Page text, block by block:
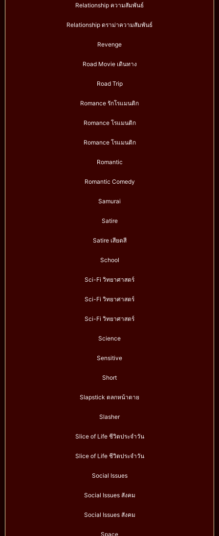
Relationship ความสัมพันธ์
Relationship ดราม่าความสัมพันธ์
Revenge
Road Movie เดินทาง
Road Trip
Romance รักโรแมนติก
Romance โรแมนติก
Romance โรแมนติก
Romantic
Romantic Comedy
Samurai
Satire
Satire เสียดสี
School
Sci-Fi วิทยาศาสตร์
Sci-Fi วิทยาศาสตร์
Sci-Fi วิทยาศาสตร์
Science
Sensitive
Short
Slapstick ตลกหน้าตาย
Slasher
Slice of Life ชีวิตประจำวัน
Slice of Life ชีวิตประจำวัน
Social Issues
Social Issues สังคม
Social Issues สังคม
Space